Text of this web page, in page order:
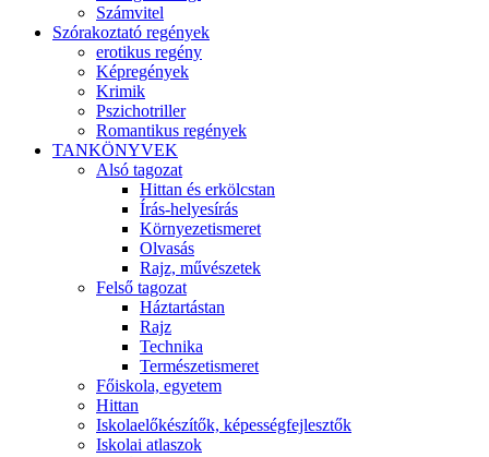
Számvitel
Szórakoztató regények
erotikus regény
Képregények
Krimik
Pszichotriller
Romantikus regények
TANKÖNYVEK
Alsó tagozat
Hittan és erkölcstan
Írás-helyesírás
Környezetismeret
Olvasás
Rajz, művészetek
Felső tagozat
Háztartástan
Rajz
Technika
Természetismeret
Főiskola, egyetem
Hittan
Iskolaelőkészítők, képességfejlesztők
Iskolai atlaszok